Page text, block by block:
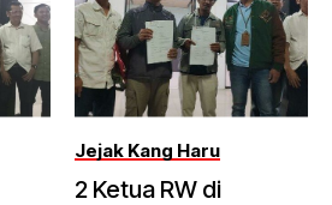
Jejak Kang Haru
2 Ketua RW di